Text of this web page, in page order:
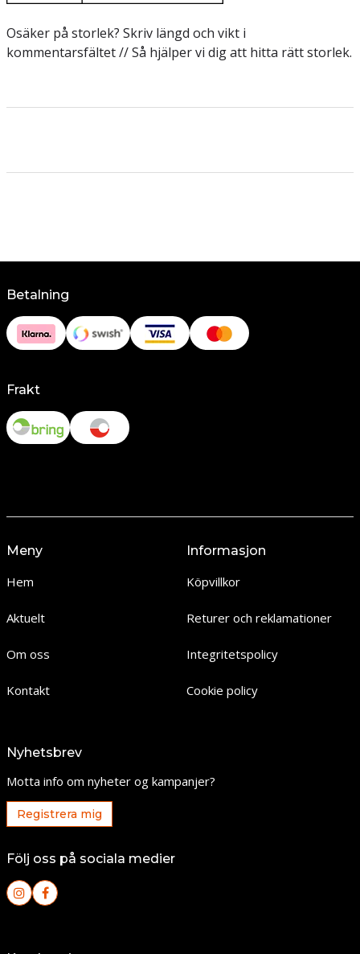
Osäker på storlek? Skriv längd och vikt i
kommentarsfältet // Så hjälper vi dig att hitta rätt storlek.
Betalning
Frakt
Meny
Hem
Aktuelt
Om oss
Kontakt
Informasjon
Köpvillkor
Returer och reklamationer
Integritetspolicy
Cookie policy
Nyhetsbrev
Motta info om nyheter og kampanjer?
Registrera mig
Följ oss på sociala medier